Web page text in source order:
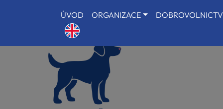
ÚVOD ORGANIZACE